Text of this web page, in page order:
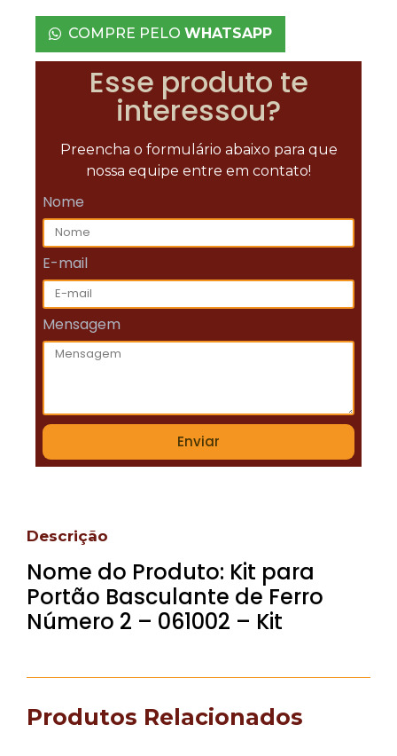
COMPRE PELO WHATSAPP
Esse produto te
interessou?
Preencha o formulário abaixo para que
nossa equipe entre em contato!
Nome
E-mail
Mensagem
Enviar
Descrição
Nome do Produto: Kit para
Portão Basculante de Ferro
Número 2 – 061002 – Kit
Produtos Relacionados